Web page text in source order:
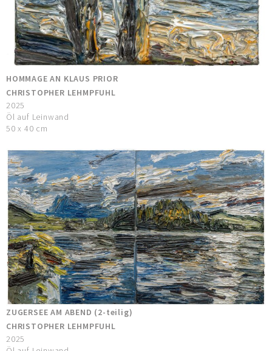
HOMMAGE AN KLAUS PRIOR
CHRISTOPHER LEHMPFUHL
2025
Öl auf Leinwand
50 x 40 cm
ZUGERSEE AM ABEND (2-teilig)
CHRISTOPHER LEHMPFUHL
2025